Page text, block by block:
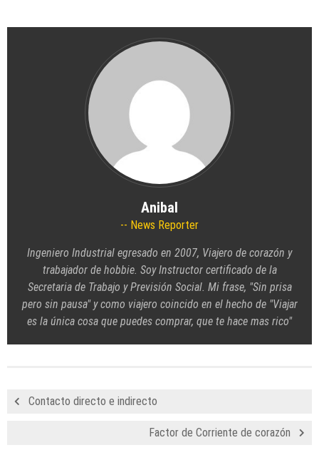
Anibal
News Reporter
Ingeniero Industrial egresado en 2007, Viajero de corazón y
trabajador de hobbie. Soy Instructor certificado de la
Secretaria de Trabajo y Previsión Social. Mi frase, "Sin prisa
pero sin pausa" y como viajero coincido en el hecho de "Viajar
es la única cosa que puedes comprar, que te hace mas rico"
Contacto directo e indirecto
Factor de Corriente de corazón